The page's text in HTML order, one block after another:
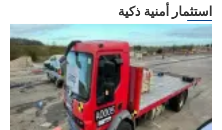
استثمار أمنية ذكية